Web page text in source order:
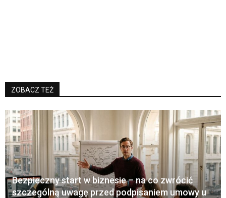
ZOBACZ TEŻ
Bezpieczny start w biznesie – na co zwrócić
szczególną uwagę przed podpisaniem umowy u